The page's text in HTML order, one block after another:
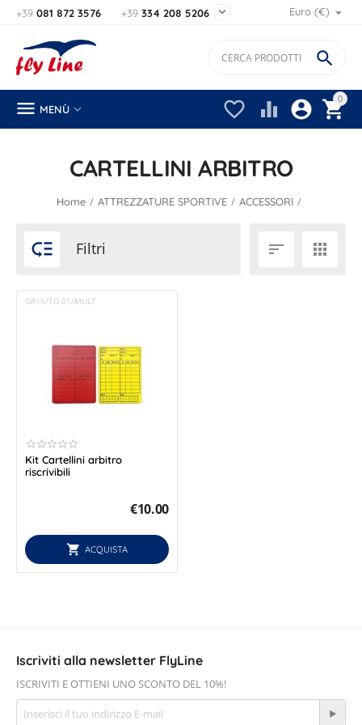
Euro (€)
+39 334 208 5206
+39 081 872 3576 
0


 

 MENÙ 
CARTELLINI ARBITRO
Home / ATTREZZATURE SPORTIVE / ACCESSORI /
 Filtri  
GR15/TG 01/MULT
Kit Cartellini arbitro
riscrivibili
€10.00
ACQUISTA
Iscriviti alla newsletter FlyLine
ISCRIVITI E OTTIENI UNO SCONTO DEL 10%!